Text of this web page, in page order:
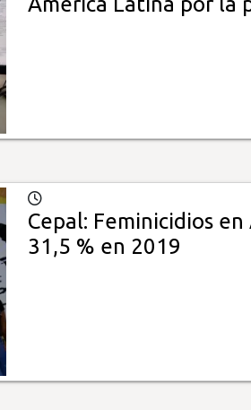
Cepal: Feminicidios
31,5 % en 2019